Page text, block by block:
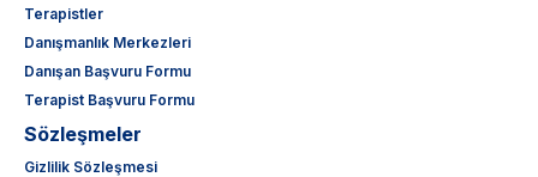
Terapistler
Danışmanlık Merkezleri
Danışan Başvuru Formu
Terapist Başvuru Formu
Sözleşmeler
Gizlilik Sözleşmesi